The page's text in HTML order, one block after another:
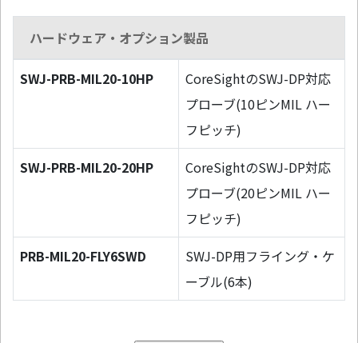
ハードウェア・オプション製品
SWJ-PRB-MIL20-10HP
CoreSightのSWJ-DP対応
プローブ(10ピンMIL ハー
フピッチ)
SWJ-PRB-MIL20-20HP
CoreSightのSWJ-DP対応
プローブ(20ピンMIL ハー
フピッチ)
PRB-MIL20-FLY6SWD
SWJ-DP用フライング・ケ
ーブル(6本)